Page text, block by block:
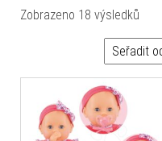
Zobrazeno 18 výsledků